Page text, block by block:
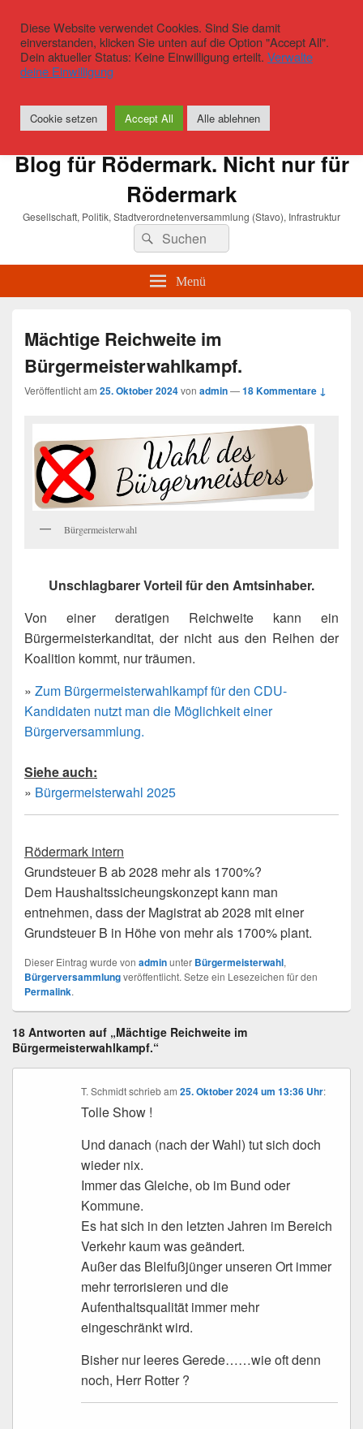
Blog für Rödermark. Nicht nur für
Rödermark
Gesellschaft, Politik, Stadtverordnetenversammlung (Stavo), Infrastruktur
Suchen
nach:
Suchen
Menü
Mächtige Reichweite im
Bürgermeisterwahlkampf.
Veröffentlicht am 25. Oktober 2024von admin—18 Kommentare ↓
Bürgermeisterwahl
Unschlagbarer Vorteil für den Amtsinhaber.
Von einer deratigen Reichweite kann ein
Bürgermeisterkanditat, der nicht aus den Reihen der
Koalition kommt, nur träumen.
» Zum Bürgermeisterwahlkampf für den CDU-
Kandidaten nutzt man die Möglichkeit einer
Bürgerversammlung.
Siehe auch:
» Bürgermeisterwahl 2025
Rödermark intern
Grundsteuer B ab 2028 mehr als 1700%?
Dem Haushaltssicheungskonzept kann man
entnehmen, dass der Magistrat ab 2028 mit einer
Grundsteuer B in Höhe von mehr als 1700% plant.
Dieser Eintrag wurde von adminunter Bürgermeisterwahl,
Bürgerversammlungveröffentlicht. Setze ein Lesezeichen für den
Permalink.
18 Antworten auf „Mächtige Reichweite im
Bürgermeisterwahlkampf.“
T. Schmidt schriebam25. Oktober 2024 um 13:36 Uhr:
Tolle Show !
Und danach (nach der Wahl) tut sich doch
wieder nix.
Immer das Gleiche, ob im Bund oder
Kommune.
Es hat sich in den letzten Jahren im Bereich
Verkehr kaum was geändert.
Außer das Bleifußjünger unseren Ort immer
mehr terrorisieren und die
Aufenthaltsqualität immer mehr
eingeschränkt wird.
Bisher nur leeres Gerede……wie oft denn
noch, Herr Rotter ?
Diese Website verwendet Cookies. Sind Sie damit
einverstanden, klicken Sie unten auf die Option "Accept All".
Dein aktueller Status: Keine Einwilligung erteilt. Verwalte
deine Einwilligung
Cookie setzen Accept All Alle ablehnen